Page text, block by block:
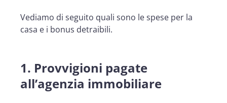
Vediamo di seguito quali sono le spese per la
casa e i bonus detraibili.
1. Provvigioni pagate
all’agenzia immobiliare